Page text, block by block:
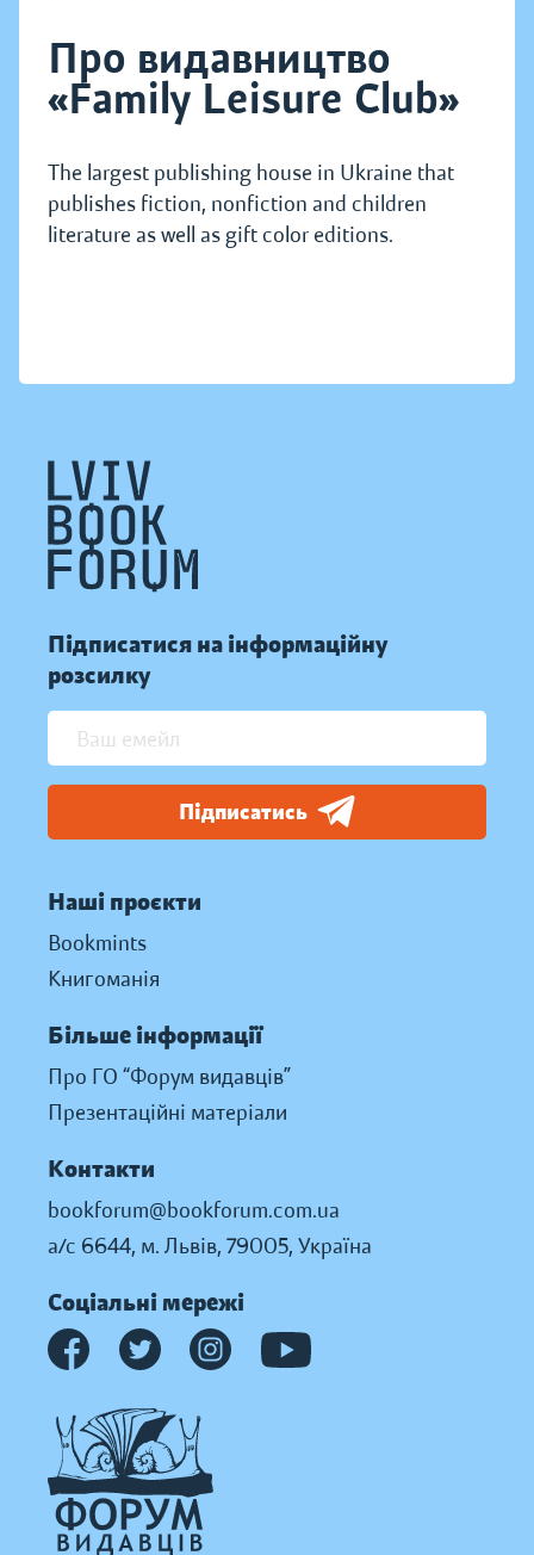
Про видавництво
«Family Leisure Club»
The largest publishing house in Ukraine that
publishes fiction, nonfiction and children
literature as well as gift color editions.
Підписатися на інформаційну
розсилку
Підписатись
Наші проєкти
Bookmints
Книгоманія
Більше інформації
Про ГО “Форум видавців”
Презентаційні матеріали
Контакти
bookforum@bookforum.com.ua
а/с 6644, м. Львів, 79005, Україна
Соціальні мережі